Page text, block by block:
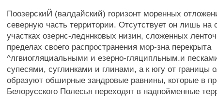
ПоозерскиЙ (валдайский) горизонт моренных
северную часть территории. Отсутствует он лишь на
участках озернс-ледннковых низин, сложенных
пределах своего распространения мор-зна перекрыта
^лгвиогляциальными и езерно-гляципльным.и
супесями, суглинками и глинами, а к югу от границы
образуют обширные зандровые равнины, которые в
Белорусского Полесья переходят в надпойменные